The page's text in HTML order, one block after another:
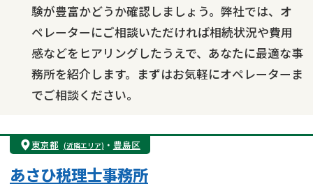
験が豊富かどうか確認しましょう。弊社では、オ
ペレーターにご相談いただければ相続状況や費用
感などをヒアリングしたうえで、あなたに最適な事
務所を紹介します。まずはお気軽にオペレーターま
でご相談ください。
東京都 (近隣エリア) ・ 豊島区
あさひ税理士事務所